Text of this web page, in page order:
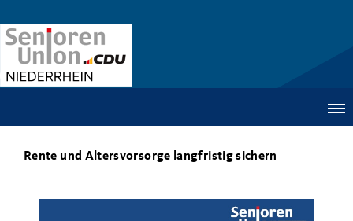
Rente und Altersvorsorge langfristig sichern